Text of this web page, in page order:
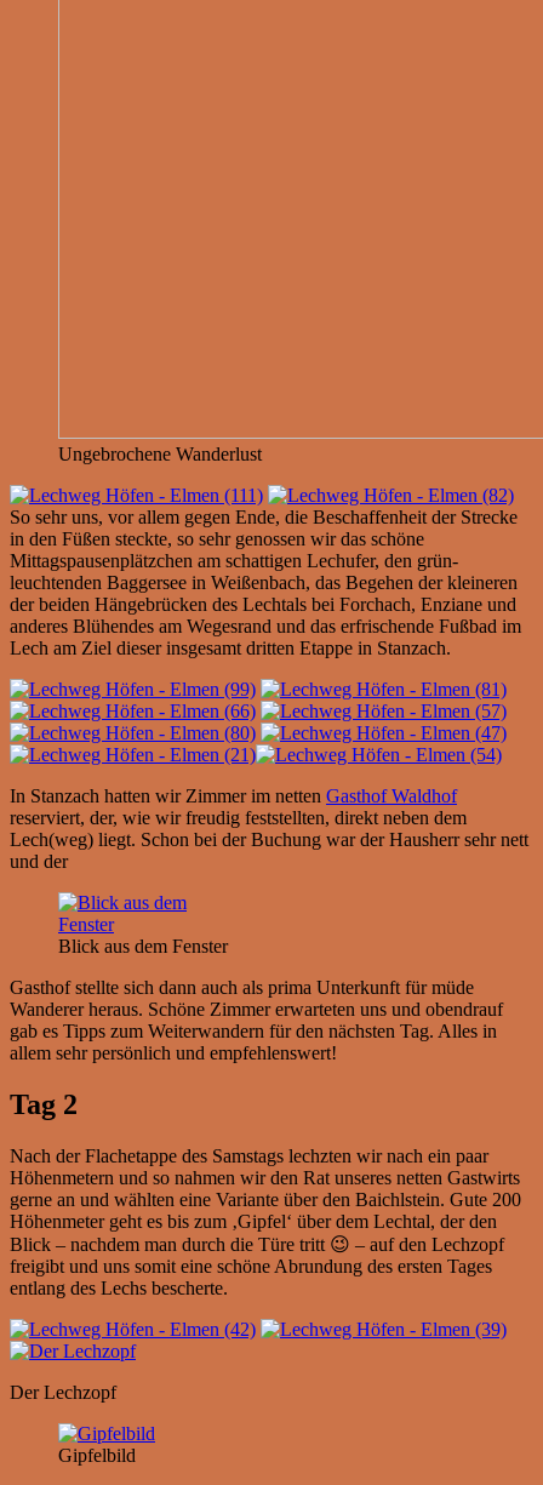
Ungebrochene Wanderlust
So sehr uns, vor allem gegen Ende, die Beschaffenheit der Strecke
in den Füßen steckte, so sehr genossen wir das schöne
Mittagspausenplätzchen am schattigen Lechufer, den grün-
leuchtenden Baggersee in Weißenbach, das Begehen der kleineren
der beiden Hängebrücken des Lechtals bei Forchach, Enziane und
anderes Blühendes am Wegesrand und das erfrischende Fußbad im
Lech am Ziel dieser insgesamt dritten Etappe in Stanzach.
In Stanzach hatten wir Zimmer im netten Gasthof Waldhof
reserviert, der, wie wir freudig feststellten, direkt neben dem
Lech(weg) liegt. Schon bei der Buchung war der Hausherr sehr nett
und der
Blick aus dem Fenster
Gasthof stellte sich dann auch als prima Unterkunft für müde
Wanderer heraus. Schöne Zimmer erwarteten uns und obendrauf
gab es Tipps zum Weiterwandern für den nächsten Tag. Alles in
allem sehr persönlich und empfehlenswert!
Tag 2
Nach der Flachetappe des Samstags lechzten wir nach ein paar
Höhenmetern und so nahmen wir den Rat unseres netten Gastwirts
gerne an und wählten eine Variante über den Baichlstein. Gute 200
Höhenmeter geht es bis zum ‚Gipfel‘ über dem Lechtal, der den
Blick – nachdem man durch die Türe tritt 😉 – auf den Lechzopf
freigibt und uns somit eine schöne Abrundung des ersten Tages
entlang des Lechs bescherte.
Der Lechzopf
Gipfelbild